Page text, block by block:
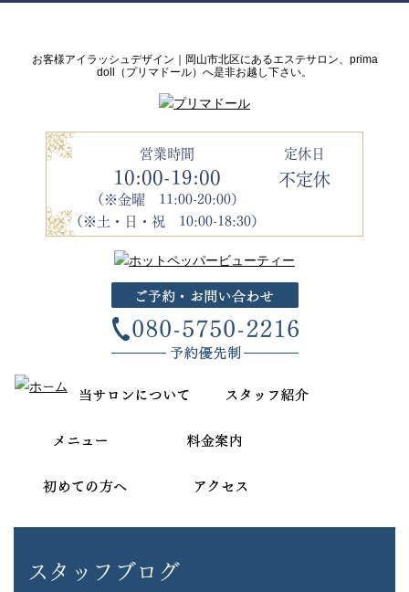
お客様アイラッシュデザイン｜岡山市北区にあるエステサロン、prima
doll（プリマドール）へ是非お越し下さい。
営業時間
10:00-19:00
（※金曜 11:00-20:00）
（※土・日・祝 10:00-18:30）
定休日
不定休
スタッフブログ